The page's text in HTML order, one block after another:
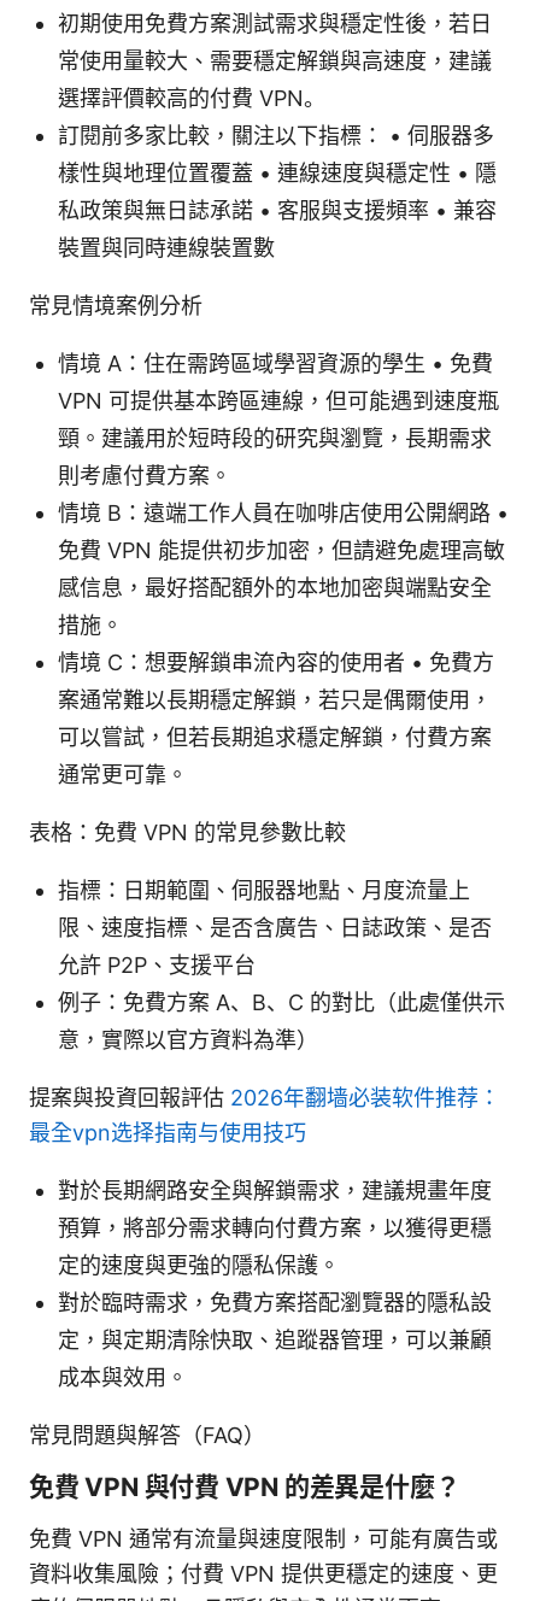
初期使用免費方案測試需求與穩定性後，若日
常使用量較大、需要穩定解鎖與高速度，建議
選擇評價較高的付費 VPN。
訂閱前多家比較，關注以下指標： • 伺服器多
樣性與地理位置覆蓋 • 連線速度與穩定性 • 隱
私政策與無日誌承諾 • 客服與支援頻率 • 兼容
裝置與同時連線裝置數
常見情境案例分析
情境 A：住在需跨區域學習資源的學生 • 免費
VPN 可提供基本跨區連線，但可能遇到速度瓶
頸。建議用於短時段的研究與瀏覽，長期需求
則考慮付費方案。
情境 B：遠端工作人員在咖啡店使用公開網路 •
免費 VPN 能提供初步加密，但請避免處理高敏
感信息，最好搭配額外的本地加密與端點安全
措施。
情境 C：想要解鎖串流內容的使用者 • 免費方
案通常難以長期穩定解鎖，若只是偶爾使用，
可以嘗試，但若長期追求穩定解鎖，付費方案
通常更可靠。
表格：免費 VPN 的常見參數比較
指標：日期範圍、伺服器地點、月度流量上
限、速度指標、是否含廣告、日誌政策、是否
允許 P2P、支援平台
例子：免費方案 A、B、C 的對比（此處僅供示
意，實際以官方資料為準）
提案與投資回報評估 2026年翻墙必装软件推荐：
最全vpn选择指南与使用技巧
對於長期網路安全與解鎖需求，建議規畫年度
預算，將部分需求轉向付費方案，以獲得更穩
定的速度與更強的隱私保護。
對於臨時需求，免費方案搭配瀏覽器的隱私設
定，與定期清除快取、追蹤器管理，可以兼顧
成本與效用。
常見問題與解答（FAQ）
免費 VPN 與付費 VPN 的差異是什麼？
免費 VPN 通常有流量與速度限制，可能有廣告或
資料收集風險；付費 VPN 提供更穩定的速度、更